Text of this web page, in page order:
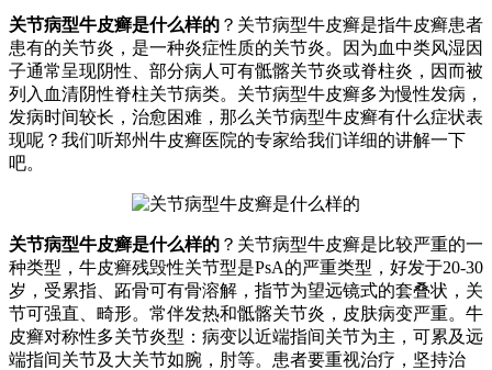
关节病型牛皮癣是什么样的 ？关节病型牛皮癣是指牛皮癣患者
患有的关节炎，是一种炎症性质的关节炎。因为血中类风湿因
子通常呈现阴性、部分病人可有骶髂关节炎或脊柱炎，因而被
列入血清阴性脊柱关节病类。关节病型牛皮癣多为慢性发病，
发病时间较长，治愈困难，那么关节病型牛皮癣有什么症状表
现呢？我们听郑州牛皮癣医院的专家给我们详细的讲解一下
吧。
关节病型牛皮癣是什么样的 ？关节病型牛皮癣是比较严重的一
种类型，牛皮癣残毁性关节型是PsA的严重类型，好发于20-30
岁，受累指、跖骨可有骨溶解，指节为望远镜式的套叠状，关
节可强直、畸形。常伴发热和骶髂关节炎，皮肤病变严重。牛
皮癣对称性多关节炎型：病变以近端指间关节为主，可累及远
端指间关节及大关节如腕，肘等。患者要重视治疗，坚持治